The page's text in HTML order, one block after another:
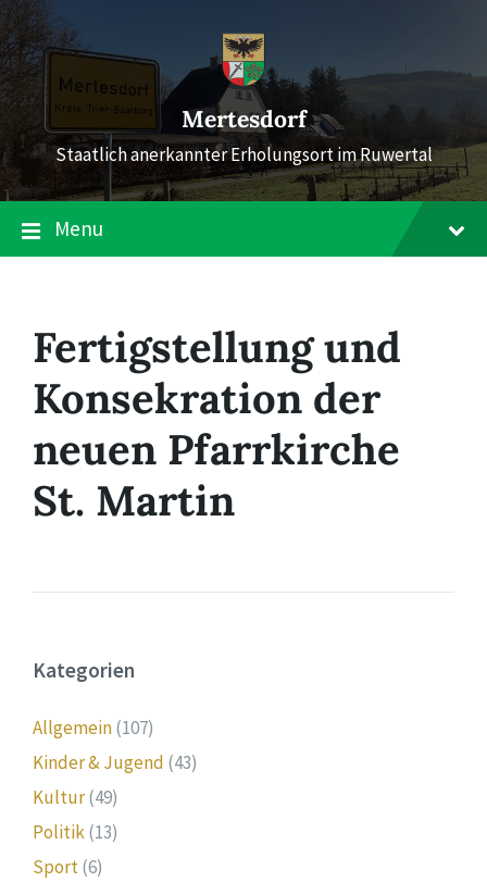
Skip
to
content
Skip
to
main
navigation
Skip
to
footer
Mertesdorf
Staatlich anerkannter Erholungsort im Ruwertal
Menu
Fertigstellung und
Konsekration der
neuen Pfarrkirche
St. Martin
Kategorien
Allgemein(107)
Kinder & Jugend (43)
Kultur(49)
Politik(13)
Sport(6)